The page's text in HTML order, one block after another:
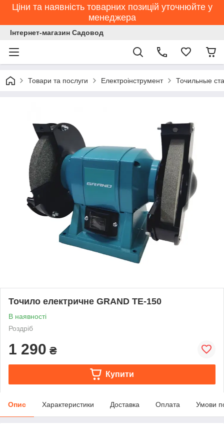
Ціни та наявність товарних позицій уточнюйте у
менеджера
Інтернет-магазин Садовод
Товари та послуги Електроінструмент Точильные
Точило електричне GRAND ТЕ-150
В наявності
Роздріб
1 290 ₴
Купити
Опис Характеристики Доставка Оплата Умови